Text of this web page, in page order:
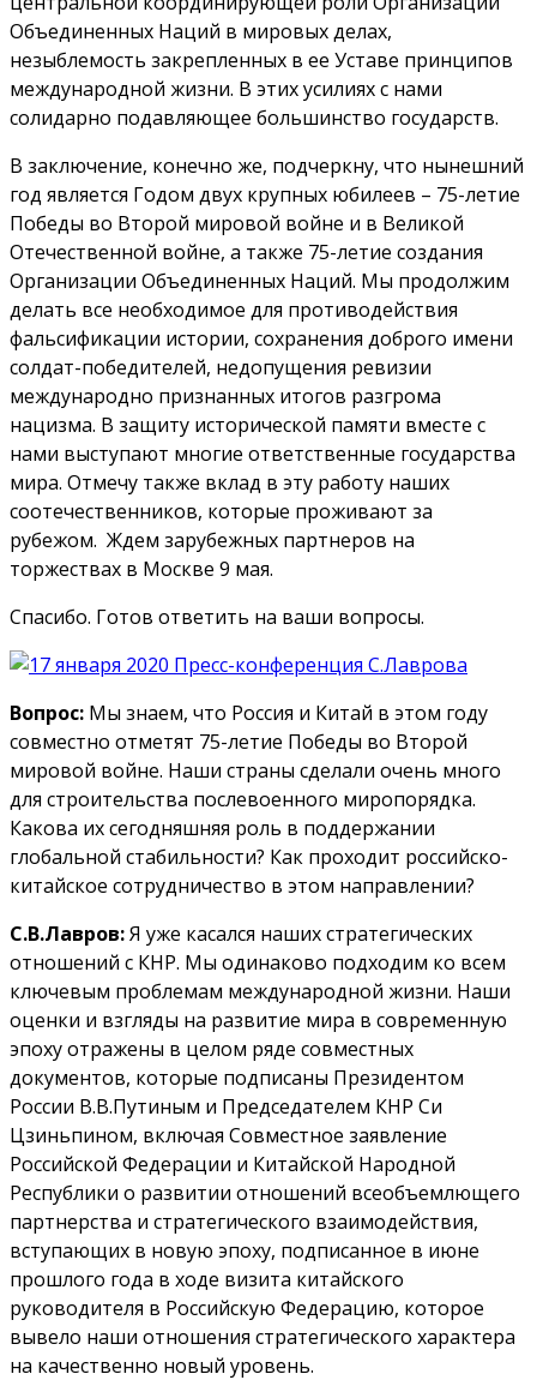
Объединенных Наций в мировых делах,
незыблемость закрепленных в ее Уставе принципов
международной жизни. В этих усилиях с нами
солидарно подавляющее большинство государств.
В заключение, конечно же, подчеркну, что нынешний
год является Годом двух крупных юбилеев – 75-летие
Победы во Второй мировой войне и в Великой
Отечественной войне, а также 75-летие создания
Организации Объединенных Наций. Мы продолжим
делать все необходимое для противодействия
фальсификации истории, сохранения доброго имени
солдат-победителей, недопущения ревизии
международно признанных итогов разгрома
нацизма. В защиту исторической памяти вместе с
нами выступают многие ответственные государства
мира. Отмечу также вклад в эту работу наших
соотечественников, которые проживают за
рубежом. Ждем зарубежных партнеров на
торжествах в Москве 9 мая.
Спасибо. Готов ответить на ваши вопросы.
Вопрос: Мы знаем, что Россия и Китай в этом году
совместно отметят 75-летие Победы во Второй
мировой войне. Наши страны сделали очень много
для строительства послевоенного миропорядка.
Какова их сегодняшняя роль в поддержании
глобальной стабильности? Как проходит российско-
китайское сотрудничество в этом направлении?
С.В.Лавров:Я уже касался наших стратегических
отношений с КНР. Мы одинаково подходим ко всем
ключевым проблемам международной жизни. Наши
оценки и взгляды на развитие мира в современную
эпоху отражены в целом ряде совместных
документов, которые подписаны Президентом
России В.В.Путиным и Председателем КНР Си
Цзиньпином, включая Совместное заявление
Российской Федерации и Китайской Народной
Республики о развитии отношений всеобъемлющего
партнерства и стратегического взаимодействия,
вступающих в новую эпоху, подписанное в июне
прошлого года в ходе визита китайского
руководителя в Российскую Федерацию, которое
вывело наши отношения стратегического характера
на качественно новый уровень.